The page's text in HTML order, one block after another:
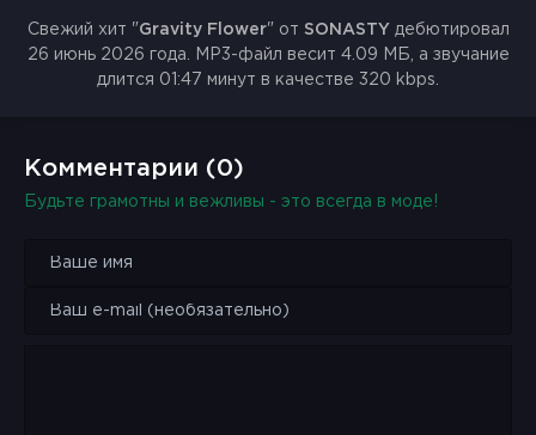
Свежий хит "Gravity Flower" от SONASTY дебютировал
26 июнь 2026 года. MP3-файл весит 4.09 МБ, а звучание
длится 01:47 минут в качестве 320 kbps.
Комментарии (0)
Будьте грамотны и вежливы - это всегда в моде!